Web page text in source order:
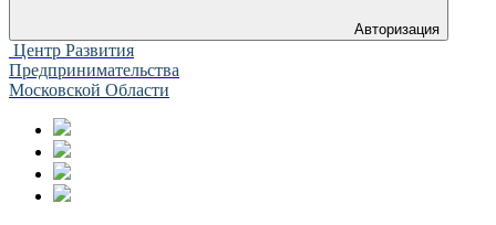
Авторизация
Центр Развития
Предпринимательства
Московской Области